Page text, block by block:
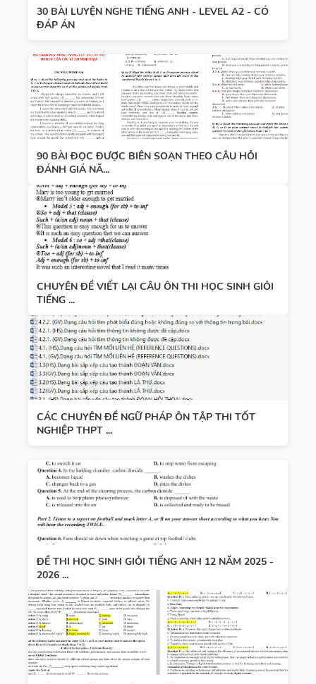
30 BÀI LUYỆN NGHE TIẾNG ANH - LEVEL A2 - CÓ
ĐÁP ÁN
90 BÀI ĐỌC ĐƯỢC BIÊN SOẠN THEO CÂU HỎI
ĐÁNH GIÁ NĂ...
CHUYÊN ĐỀ VIẾT LẠI CÂU ÔN THI HỌC SINH GIỎI
TIẾNG ...
CÁC CHUYÊN ĐỀ NGỮ PHÁP ÔN TẬP THI TỐT
NGHIỆP THPT ...
ĐỀ THI HỌC SINH GIỎI TIẾNG ANH 12 NĂM 2025 -
2026 ...